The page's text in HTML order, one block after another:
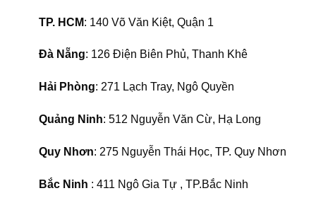
TP. HCM: 140 Võ Văn Kiệt, Quận 1
Đà Nẵng: 126 Điện Biên Phủ, Thanh Khê
Hải Phòng: 271 Lạch Tray, Ngô Quyền
Quảng Ninh: 512 Nguyễn Văn Cừ, Hạ Long
Quy Nhơn: 275 Nguyễn Thái Học, TP. Quy Nhơn
Bắc Ninh : 411 Ngô Gia Tự , TP.Bắc Ninh